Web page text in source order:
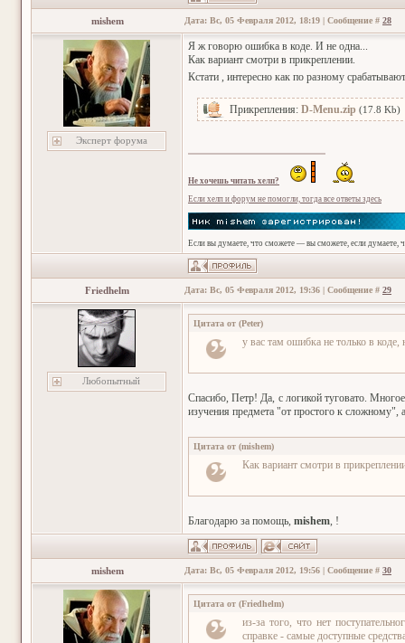
mishem Дата: Вс, 05 Февраля 2012, 18:19 | Сообщение # 28
Эксперт форума
Я ж говорю ошибка в коде. И не одна...
Как вариант смотри в прикреплении.
Кстати , интересно как по разному
Прикрепления: D-Menu.zip (17.8 Kb)
Не хочешь читать хелп?
Если хелп и форум не помогли, тогда все ответы здесь
Если вы думаете, что сможете — вы сможете, если думаете,
Friedhelm Дата: Вс, 05 Февраля 2012, 19:36 | Сообщение # 29
Любопытный
Цитата от (Peter)
у вас там ошибка не только в коде,
Спасибо, Петр! Да, с логикой туговато.
изучения предмета "от простого к сложному",
Цитата от (mishem)
Как вариант смотри в
Благодарю за помощь, mishem, !
mishem Дата: Вс, 05 Февраля 2012, 19:56 | Сообщение # 30
Цитата от (Friedhelm)
из-за того, что нет
справке - самые доступные